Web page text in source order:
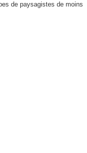
de paysagistes de moins